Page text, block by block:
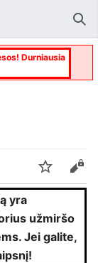
Durniausia
Stebėti
Keisti
yra
užmiršo
Jei galite,